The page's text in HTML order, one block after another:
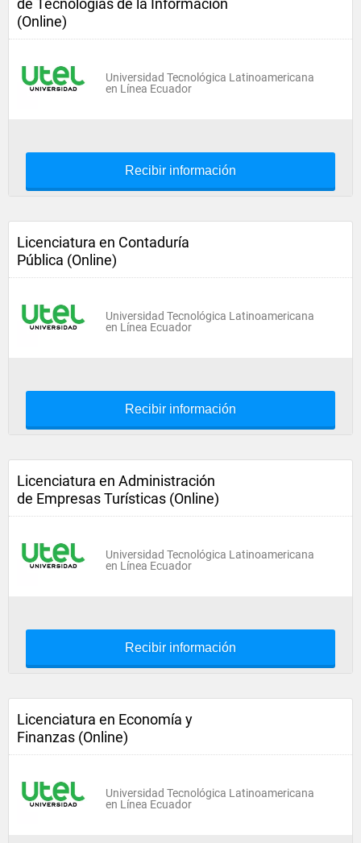
de Tecnologías de la Información
(Online)
Universidad Tecnológica Latinoamericana
en Línea Ecuador
Recibir información
Licenciatura en Contaduría
Pública (Online)
Universidad Tecnológica Latinoamericana
en Línea Ecuador
Recibir información
Licenciatura en Administración
de Empresas Turísticas (Online)
Universidad Tecnológica Latinoamericana
en Línea Ecuador
Recibir información
Licenciatura en Economía y
Finanzas (Online)
Universidad Tecnológica Latinoamericana
en Línea Ecuador